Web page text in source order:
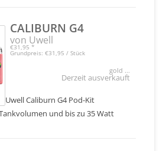
CALIBURN G4
von Uwell
€31,95 *
Grundpreis: €31,95 / Stück
gold ...
Derzeit ausverkauft
Uwell Caliburn G4 Pod-Kit
und bis zu 35 Watt